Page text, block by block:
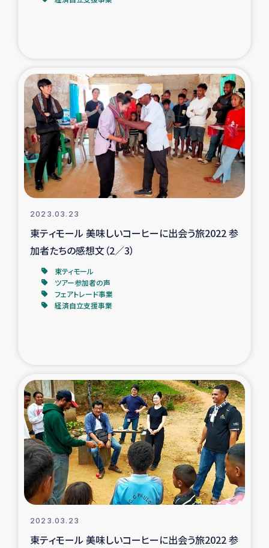
コーヒー生産者支援
アイナロ県マウベシ郡でのコーヒー畑改善事業
ベイルート大規模爆発被災者支援
女性の生計向上支援
アグロフォレストリー（カカオ）事業
2023.03.23
東ティモール 美味しいコーヒーに出会う旅2022 参
加者たちの感想文（2／3）
東ティモール
ツアー参加者の声
フェアトレード事業
経済自立支援事業
2023.03.23
東ティモール 美味しいコーヒーに出会う旅2022 参